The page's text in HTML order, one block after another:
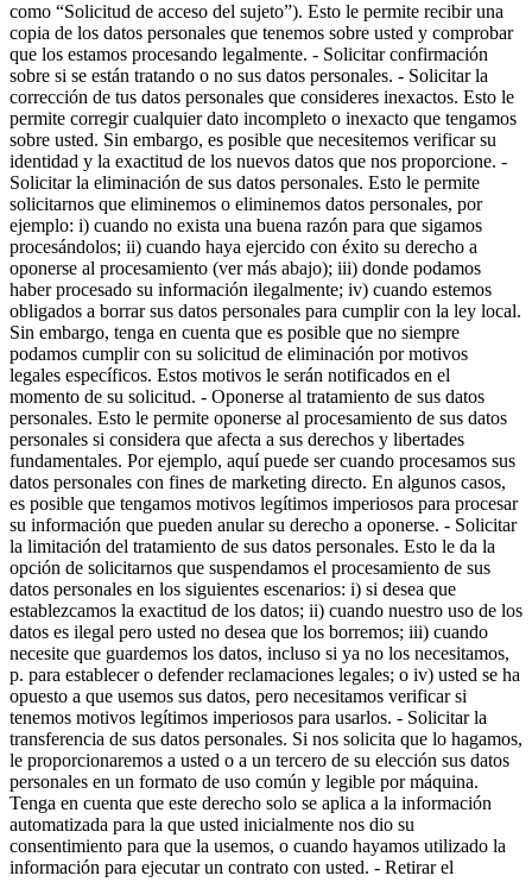
como “Solicitud de acceso del sujeto”). Esto le permite recibir una
copia de los datos personales que tenemos sobre usted y comprobar
que los estamos procesando legalmente. - Solicitar confirmación
sobre si se están tratando o no sus datos personales. - Solicitar la
corrección de tus datos personales que consideres inexactos. Esto le
permite corregir cualquier dato incompleto o inexacto que tengamos
sobre usted. Sin embargo, es posible que necesitemos verificar su
identidad y la exactitud de los nuevos datos que nos proporcione. -
Solicitar la eliminación de sus datos personales. Esto le permite
solicitarnos que eliminemos o eliminemos datos personales, por
ejemplo: i) cuando no exista una buena razón para que sigamos
procesándolos; ii) cuando haya ejercido con éxito su derecho a
oponerse al procesamiento (ver más abajo); iii) donde podamos
haber procesado su información ilegalmente; iv) cuando estemos
obligados a borrar sus datos personales para cumplir con la ley local.
Sin embargo, tenga en cuenta que es posible que no siempre
podamos cumplir con su solicitud de eliminación por motivos
legales específicos. Estos motivos le serán notificados en el
momento de su solicitud. - Oponerse al tratamiento de sus datos
personales. Esto le permite oponerse al procesamiento de sus datos
personales si considera que afecta a sus derechos y libertades
fundamentales. Por ejemplo, aquí puede ser cuando procesamos sus
datos personales con fines de marketing directo. En algunos casos,
es posible que tengamos motivos legítimos imperiosos para procesar
su información que pueden anular su derecho a oponerse. - Solicitar
la limitación del tratamiento de sus datos personales. Esto le da la
opción de solicitarnos que suspendamos el procesamiento de sus
datos personales en los siguientes escenarios: i) si desea que
establezcamos la exactitud de los datos; ii) cuando nuestro uso de los
datos es ilegal pero usted no desea que los borremos; iii) cuando
necesite que guardemos los datos, incluso si ya no los necesitamos,
p. para establecer o defender reclamaciones legales; o iv) usted se ha
opuesto a que usemos sus datos, pero necesitamos verificar si
tenemos motivos legítimos imperiosos para usarlos. - Solicitar la
transferencia de sus datos personales. Si nos solicita que lo hagamos,
le proporcionaremos a usted o a un tercero de su elección sus datos
personales en un formato de uso común y legible por máquina.
Tenga en cuenta que este derecho solo se aplica a la información
automatizada para la que usted inicialmente nos dio su
consentimiento para que la usemos, o cuando hayamos utilizado la
información para ejecutar un contrato con usted. - Retirar el